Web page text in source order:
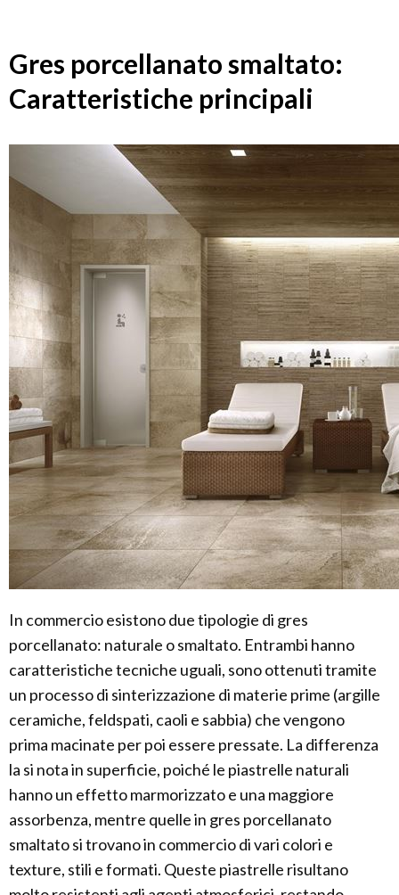
Gres porcellanato smaltato:
Caratteristiche principali
In commercio esistono due tipologie di gres
porcellanato: naturale o smaltato. Entrambi hanno
caratteristiche tecniche uguali, sono ottenuti tramite
un processo di sinterizzazione di materie prime (argille
ceramiche, feldspati, caoli e sabbia) che vengono
prima macinate per poi essere pressate. La differenza
la si nota in superficie, poiché le piastrelle naturali
hanno un effetto marmorizzato e una maggiore
assorbenza, mentre quelle in gres porcellanato
smaltato si trovano in commercio di vari colori e
texture, stili e formati. Queste piastrelle risultano